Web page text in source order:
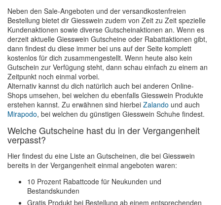
Neben den Sale-Angeboten und der versandkostenfreien
Bestellung bietet dir Giesswein zudem von Zeit zu Zeit spezielle
Kundenaktionen sowie diverse Gutscheinaktionen an. Wenn es
derzeit aktuelle Giesswein Gutscheine oder Rabattaktionen gibt,
dann findest du diese immer bei uns auf der Seite komplett
kostenlos für dich zusammengestellt. Wenn heute also kein
Gutschein zur Verfügung steht, dann schau einfach zu einem an
Zeitpunkt noch einmal vorbei.
Alternativ kannst du dich natürlich auch bei anderen Online-
Shops umsehen, bei welchen du ebenfalls Giesswein Produkte
erstehen kannst. Zu erwähnen sind hierbei Zalando und auch
Mirapodo, bei welchen du günstigen Giesswein Schuhe findest.
Welche Gutscheine hast du in der Vergangenheit
verpasst?
Hier findest du eine Liste an Gutscheinen, die bei Giesswein
bereits in der Vergangenheit einmal angeboten waren:
10 Prozent Rabattcode für Neukunden und
Bestandskunden
Gratis Produkt bei Bestellung ab einem entsprechenden